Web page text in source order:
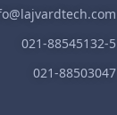
021-88545132-5
021-88503047